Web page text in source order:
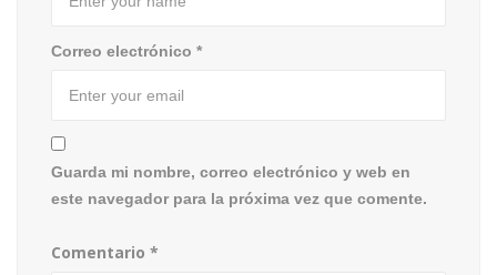
Correo electrónico *
Guarda mi nombre, correo electrónico y web en
este navegador para la próxima vez que comente.
Comentario *